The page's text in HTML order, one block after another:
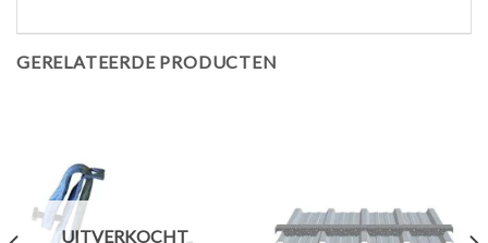
GERELATEERDE PRODUCTEN
UITVERKOCHT